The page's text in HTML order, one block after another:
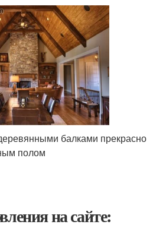
балками прекрасно
полом
на сайте: